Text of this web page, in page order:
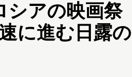
シアの映画祭
に進む日露の